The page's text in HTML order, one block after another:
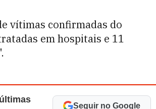
vítimas confirmadas do
em hospitais e 11
Seguir no Google